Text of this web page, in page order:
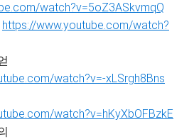
watch?v=5oZ3ASkvmqQ
https://www.youtube.com/watch?
watch?v=-xLSrgh8Bns
watch?v=hKyXbOFBzkE